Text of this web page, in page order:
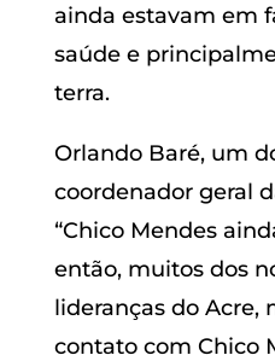
ainda estavam em
saúde e
terra.
Orlando Baré, um
coordenador geral
“Chico Mendes
então, muitos dos
lideranças do Acre,
contato com Chico